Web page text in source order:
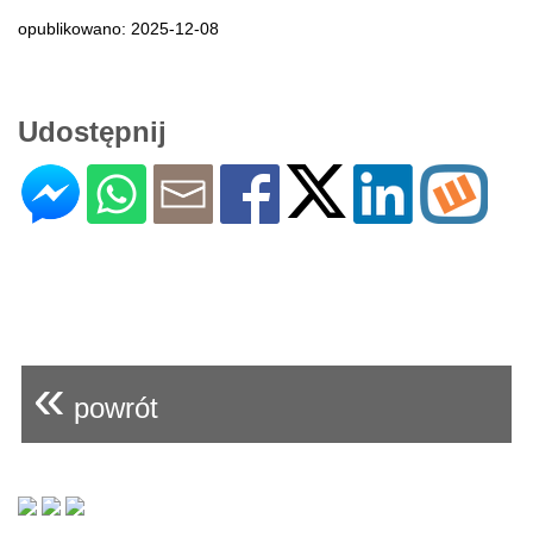
opublikowano: 2025-12-08
Udostępnij
« powrót